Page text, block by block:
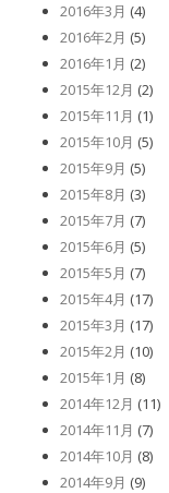
2016年3月 (4)
2016年2月 (5)
2016年1月 (2)
2015年12月 (2)
2015年11月 (1)
2015年10月 (5)
2015年9月 (5)
2015年8月 (3)
2015年7月 (7)
2015年6月 (5)
2015年5月 (7)
2015年4月 (17)
2015年3月 (17)
2015年2月 (10)
2015年1月 (8)
2014年12月 (11)
2014年11月 (7)
2014年10月 (8)
2014年9月 (9)